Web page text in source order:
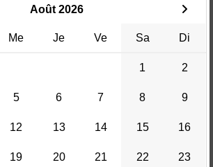
Août 2026
Me Je Ve Sa Di
1 2
5 6 7 8 9
12 13 14 15 16
19 20 21 22 23